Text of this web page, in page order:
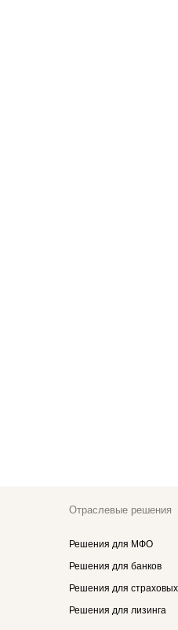
Решения для МФО
Решения для банков
Решения для страховых
Решения для лизинга
Отраслевые решения